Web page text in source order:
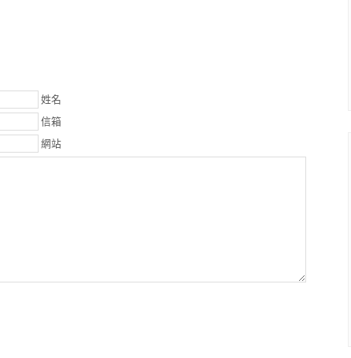
姓名
信箱
網站